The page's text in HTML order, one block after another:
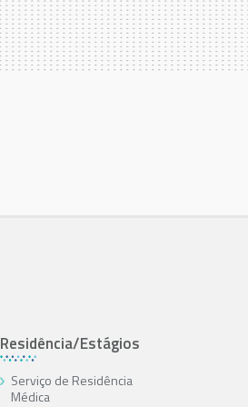
Residência/Estágios
Serviço de Residência
Médica